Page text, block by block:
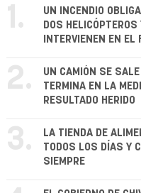
1.
UN INCENDIO
DOS
INTERVIENEN EN EL
2.
UN CAMIÓN SE
TERMINA EN LA
RESULTADO HERIDO
3.
LA TIENDA DE
TODOS LOS DÍAS Y
SIEMPRE